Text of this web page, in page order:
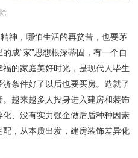
神，哪怕生活的再贫苦，也要茅
成“家”思想根深蒂固，有一个自
的家庭美好时光，是现代人毕生
条件好了以后也要买房。造就了
越来越多人投身进入建房和装饰
、没有实力强企做后盾种种因素
，从本质出发，建房装饰差异化